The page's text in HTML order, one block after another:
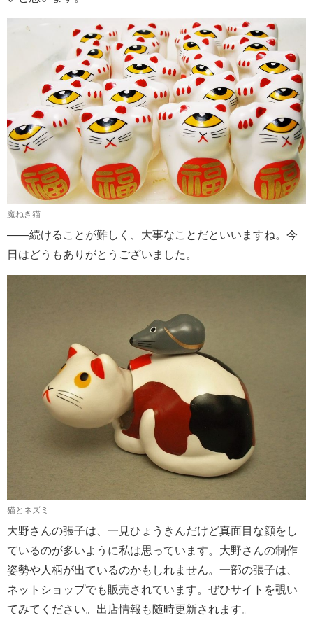
魔ねき猫
――続けることが難しく、大事なことだといいますね。今
日はどうもありがとうございました。
猫とネズミ
大野さんの張子は、一見ひょうきんだけど真面目な顔をし
ているのが多いように私は思っています。大野さんの制作
姿勢や人柄が出ているのかもしれません。一部の張子は、
ネットショップでも販売されています。ぜひサイトを覗い
てみてください。出店情報も随時更新されます。